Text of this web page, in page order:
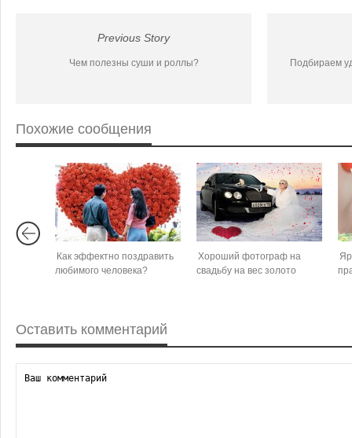
Previous Story
Чем полезны суши и роллы? Подбираем
Похожие сообщения
Как эффектно поздравить
любимого человека?
Хороший фотограф на
свадьбу на вес золото
Оставить комментарий